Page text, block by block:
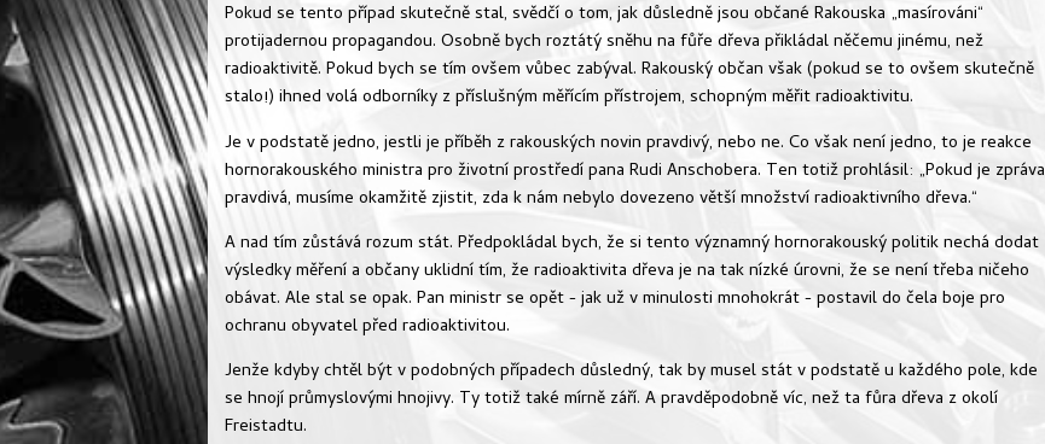
Pokud se tento případ skutečně stal, svědčí o tom, jak důsledně jsou občané Rakouska „masírováni“
protijadernou propagandou. Osobně bych roztátý sněhu na fůře dřeva přikládal něčemu jinému, než
radioaktivitě. Pokud bych se tím ovšem vůbec zabýval. Rakouský občan však (pokud se to ovšem skutečně
stalo!) ihned volá odborníky z příslušným měřícím přístrojem, schopným měřit radioaktivitu.
Je v podstatě jedno, jestli je příběh z rakouských novin pravdivý, nebo ne. Co však není jedno, to je reakce
hornorakouského ministra pro životní prostředí pana Rudi Anschobera. Ten totiž prohlásil: „Pokud je zpráva
pravdivá, musíme okamžitě zjistit, zda k nám nebylo dovezeno větší množství radioaktivního dřeva.“
A nad tím zůstává rozum stát. Předpokládal bych, že si tento významný hornorakouský politik nechá dodat
výsledky měření a občany uklidní tím, že radioaktivita dřeva je na tak nízké úrovni, že se není třeba ničeho
obávat. Ale stal se opak. Pan ministr se opět - jak už v minulosti mnohokrát - postavil do čela boje pro
ochranu obyvatel před radioaktivitou.
Jenže kdyby chtěl být v podobných případech důsledný, tak by musel stát v podstatě u každého pole, kde
se hnojí průmyslovými hnojivy. Ty totiž také mírně září. A pravděpodobně víc, než ta fůra dřeva z okolí
Freistadtu.